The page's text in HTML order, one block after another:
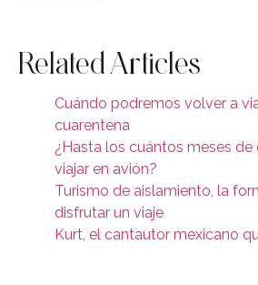
Related Articles
Cuándo podremos volver a
cuarentena
¿Hasta los cuántos meses
viajar en avión?
Turismo de aislamiento, la
disfrutar un viaje
Kurt, el cantautor mexicano